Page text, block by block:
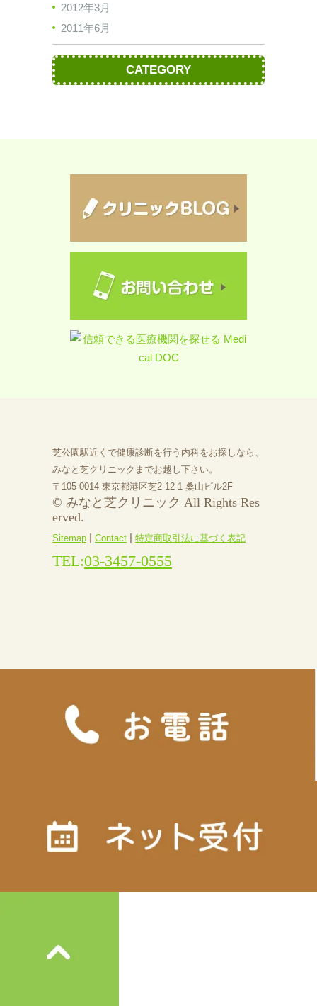
2012年3月
2011年6月
CATEGORY
芝公園駅近くで健康診断を行う内科をお探しなら、
みなと芝クリニックまでお越し下さい。
〒105-0014 東京都港区芝2-12-1 桑山ビル2F
© みなと芝クリニック All Rights Res
erved.
Sitemap | Contact | 特定商取引法に基づく表記
TEL:03-3457-0555